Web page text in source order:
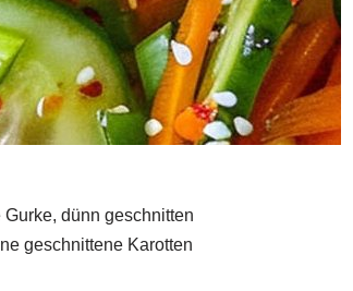
dünn geschnitten
geschnittene Karotten